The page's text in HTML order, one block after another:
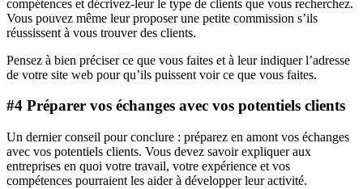
compétences et décrivez-leur le type de clients que vous recherchez.
Vous pouvez même leur proposer une petite commission s’ils
réussissent à vous trouver des clients.
Pensez à bien préciser ce que vous faites et à leur indiquer l’adresse
de votre site web pour qu’ils puissent voir ce que vous faites.
#4 Préparer vos échanges avec vos potentiels clients
Un dernier conseil pour conclure : préparez en amont vos échanges
avec vos potentiels clients. Vous devez savoir expliquer aux
entreprises en quoi votre travail, votre expérience et vos
compétences pourraient les aider à développer leur activité.